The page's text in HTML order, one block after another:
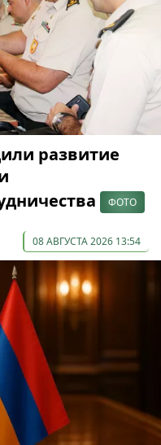
развитие
ФОТО
08 АВГУСТА 2026 13:54